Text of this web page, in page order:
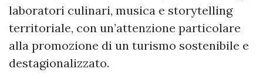
laboratori culinari, musica e storytelling
territoriale, con un’attenzione particolare
alla promozione di un turismo sostenibile e
destagionalizzato.